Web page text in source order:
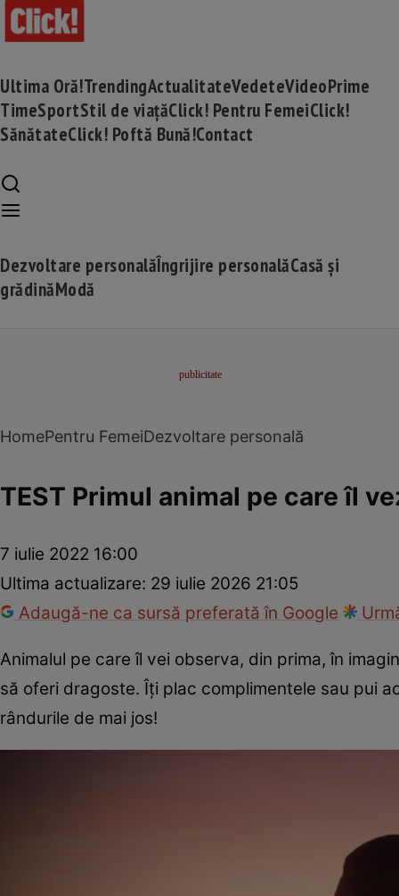
Ultima Oră!TrendingActualitateVedeteVideoPrime
TimeSportStil de viațăClick! Pentru FemeiClick!
SănătateClick! Poftă Bună!Contact
Dezvoltare personalăÎngrijire personalăCasă și
grădinăModă
HomePentru FemeiDezvoltare personală
TEST Primul animal pe care îl
7 iulie 2022 16:00
Ultima actualizare: 29 iulie 2026 21:05
Adaugă-ne ca sursă preferată în Google
Animalul pe care îl vei observa, din prima, în
să oferi dragoste. Îți plac complimentele sau pui
rândurile de mai jos!